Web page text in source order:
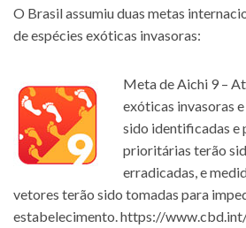
O Brasil assumiu duas metas
de espécies exóticas invasoras:
Meta de Aichi 9 –
exóticas invasoras
sido identificadas e
prioritárias terão
erradicadas, e
vetores terão sido tomadas para
estabelecimento. https://